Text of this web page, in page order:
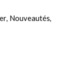
, Nouveautés,